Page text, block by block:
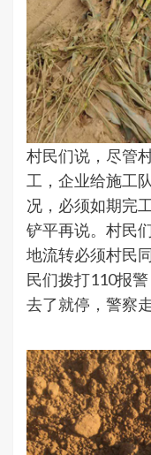
村民们说，尽管
工，企业给施工
况，必须如期完
铲平再说。村民
地流转必须村民
民们拨打110报
去了就停，警察